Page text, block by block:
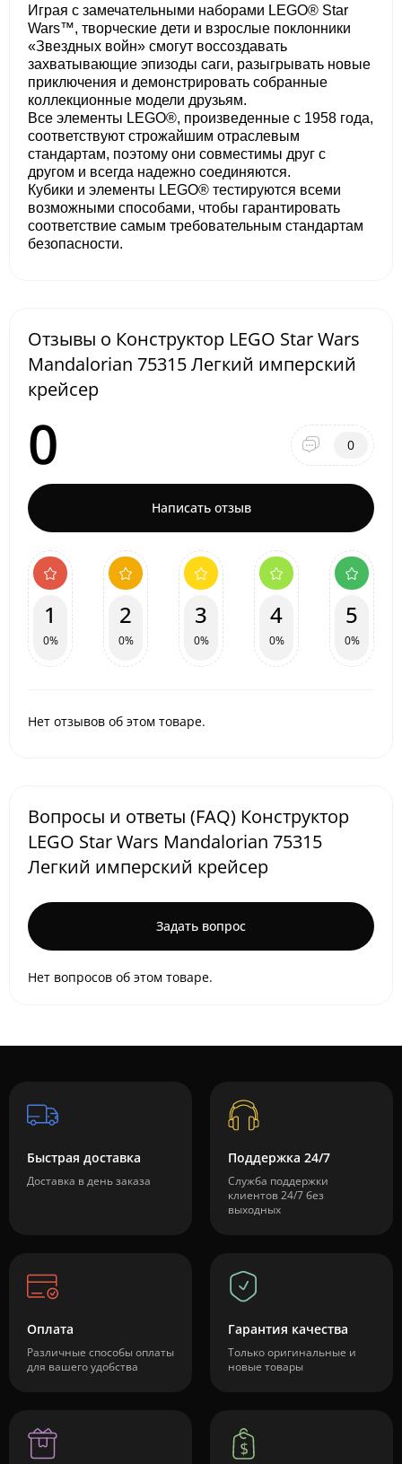
Играя с замечательными наборами LEGO® Star
Wars™, творческие дети и взрослые поклонники
«Звездных войн» смогут воссоздавать
захватывающие эпизоды саги, разыгрывать новые
приключения и демонстрировать собранные
коллекционные модели друзьям.
Все элементы LEGO®, произведенные с 1958 года,
соответствуют строжайшим отраслевым
стандартам, поэтому они совместимы друг с
другом и всегда надежно соединяются.
Кубики и элементы LEGO® тестируются всеми
возможными способами, чтобы гарантировать
соответствие самым требовательным стандартам
безопасности.
Отзывы о Конструктор LEGO Star Wars
Mandalorian 75315 Легкий имперский
крейсер
0 0
Написать отзыв
1
0%
2
0%
3
0%
4
0%
5
0%
Нет отзывов об этом товаре.
Вопросы и ответы (FAQ) Конструктор
LEGO Star Wars Mandalorian 75315
Легкий имперский крейсер
Задать вопрос
Нет вопросов об этом товаре.
Быстрая доставка
Доставка в день заказа
Поддержка 24/7
Служба поддержки
клиентов 24/7 без
выходных
Оплата
Различные способы оплаты
для вашего удобства
Гарантия качества
Только оригинальные и
новые товары